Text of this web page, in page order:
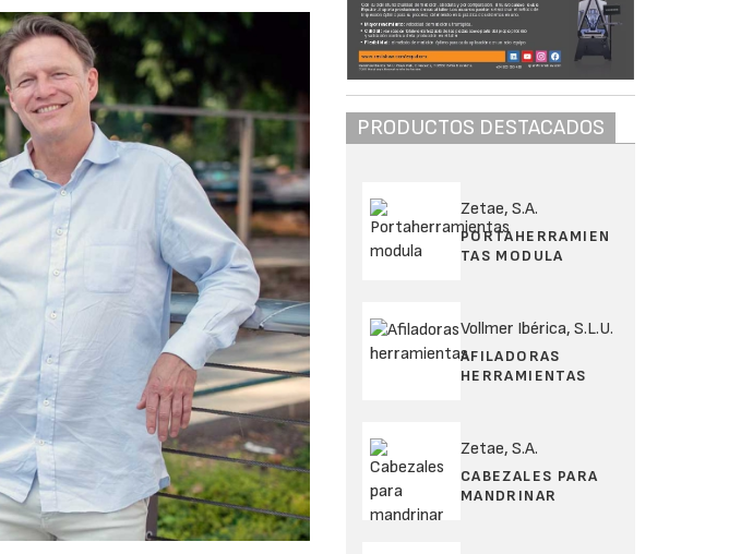
PRODUCTOS DESTACADOS
Zetae, S.A.
PORTAHERRAMIEN
TAS MODULA
Vollmer Ibérica, S.L.U.
AFILADORAS
HERRAMIENTAS
Zetae, S.A.
CABEZALES PARA
MANDRINAR